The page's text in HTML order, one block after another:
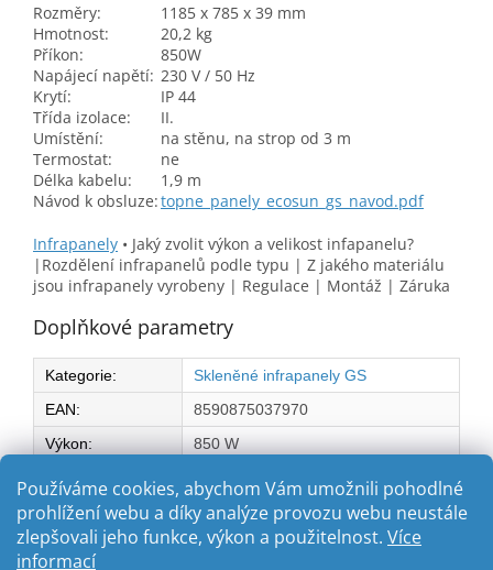
Používáme cookies, abychom Vám umožnili pohodlné
prohlížení webu a díky analýze provozu webu neustále
zlepšovali jeho funkce, výkon a použitelnost. Více
informací
Rozměry:
1185 x 785 x 39 mm
Hmotnost:
20,2 kg
Příkon:
850W
Napájecí napětí: 230 V / 50 Hz
Krytí:
IP 44
Třída izolace:
II.
Umístění:
na stěnu, na strop od 3 m
Termostat:
ne
Délka kabelu:
1,9 m
Návod k obsluze:topne_panely_ecosun_gs_navod.pdf
Infrapanely • Jaký zvolit výkon a velikost infapanelu?
|Rozdělení infrapanelů podle typu | Z jakého materiálu
jsou infrapanely vyrobeny | Regulace | Montáž | Záruka
Doplňkové parametry
Kategorie:
Skleněné infrapanely GS
EAN:
8590875037970
Výkon:
850 W
Provedení
bez integrované regulace